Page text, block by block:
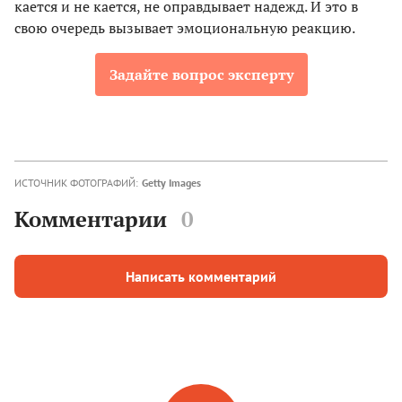
кается и не кается, не оправдывает надежд. И это в
свою очередь вызывает эмоциональную реакцию.
Задайте вопрос эксперту
ИСТОЧНИК ФОТОГРАФИЙ: Getty Images
Комментарии 0
Написать комментарий